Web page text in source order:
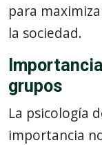
para
la sociedad.
grupos
La psicología
importancia